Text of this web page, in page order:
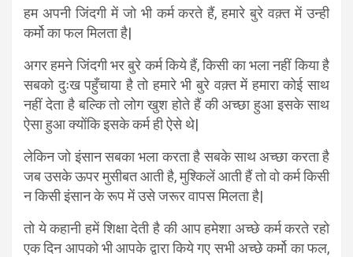
हम अपनी जिंदगी में जो भी कर्म करते हैं, हमारे बुरे वक़्त में उन्ही
कर्मो का फल मिलता है|
अगर हमने जिंदगी भर बुरे कर्म किये हैं, किसी का भला नहीं किया है
सबको दुःख पहुँचाया है तो हमारे भी बुरे वक़्त में हमारा कोई साथ
नहीं देता है बल्कि तो लोग खुश होते हैं की अच्छा हुआ इसके साथ
ऐसा हुआ क्योंकि इसके कर्म ही ऐसे थे|
लेकिन जो इंसान सबका भला करता है सबके साथ अच्छा करता है
जब उसके ऊपर मुसीबत आती है, मुश्किलें आती हैं तो वो कर्म किसी
न किसी इंसान के रूप में उसे जरूर वापस मिलता है|
तो ये कहानी हमें शिक्षा देती है की आप हमेशा अच्छे कर्म करते रहो
एक दिन आपको भी आपके द्वारा किये गए सभी अच्छे कर्मो का फल,